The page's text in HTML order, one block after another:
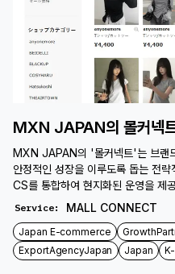
MXN JAPAN의 몰커넥
MXN JAPAN의 '몰커넥트'는 브랜
안정적인 성장을 이루도록 돕는 전
CS를 통합하여 현지화된 운영을 제
Service: MALL CONNECT
Japan E-commerce
ExportAgencyJapan
Japan